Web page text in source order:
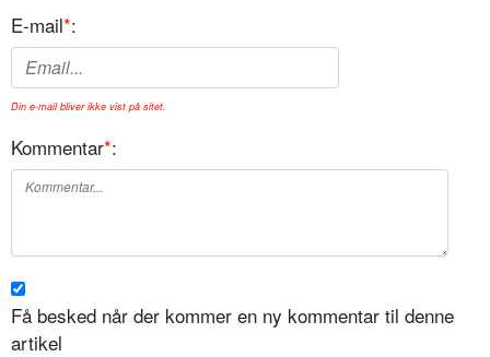
E-mail*:
Din e-mail bliver ikke vist på sitet.
Kommentar*:
Få besked når der kommer en ny kommentar til denne
artikel